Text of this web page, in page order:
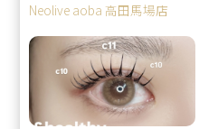
Neolive aoba 高田馬場店